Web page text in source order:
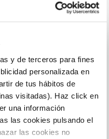
y de terceros para fines
personalizada en
de tus hábitos de
visitadas). Haz click en
una información
las cookies pulsando el
las cookies no